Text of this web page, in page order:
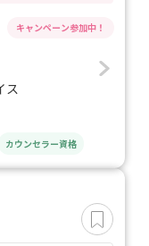
ス
カウンセラー資格